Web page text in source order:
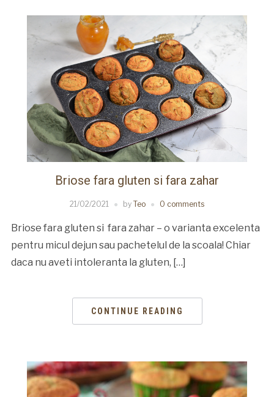
Briose fara gluten si fara zahar
21/02/2021 by Teo 0 comments
Briose fara gluten si fara zahar – o varianta excelenta
pentru micul dejun sau pachetelul de la scoala! Chiar
daca nu aveti intoleranta la gluten, […]
CONTINUE READING